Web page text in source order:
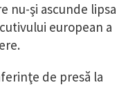
nu-şi ascunde lipsa
european a
de presă la